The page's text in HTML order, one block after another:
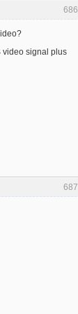
686
video signal plus
687